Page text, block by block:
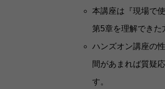
本講座は『現場で
第5章を理解できた
ハンズオン講座の
間があまれば質疑
す。